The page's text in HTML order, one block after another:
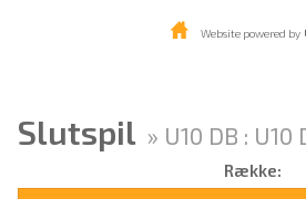
Website powered by
Slutspil » U10 DB : U10
Række: